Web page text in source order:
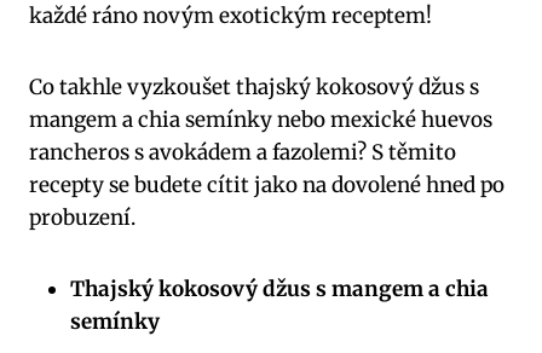
každé ráno novým exotickým receptem!
Co takhle vyzkoušet thajský kokosový džus s
mangem a chia semínky nebo mexické huevos
rancheros s avokádem a fazolemi? S těmito
recepty se budete cítit jako na dovolené hned po
probuzení.
Thajský kokosový džus s mangem a chia
semínky